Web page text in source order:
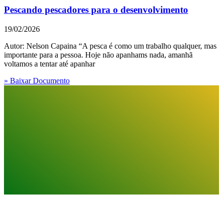
Pescando pescadores para o desenvolvimento
19/02/2026
Autor: Nelson Capaina “A pesca é como um trabalho qualquer, mas
importante para a pessoa. Hoje não apanhams nada, amanhã
voltamos a tentar até apanhar
» Baixar Documento